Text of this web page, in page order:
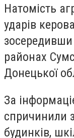
Натомість
ударів
районах
Донецької
За
спричинили
будинків,